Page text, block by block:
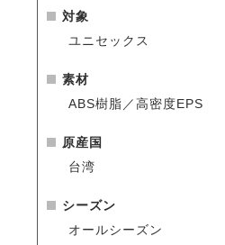
よう工夫されています。
・高い安全性
ヨーロッパで制定された、乗
内部には衝撃吸収性に優れた
用。落馬や衝突などの事故か
あご紐は信頼性の高いYKK製
・高い通気性
前方、後方、頭頂部に11個の
対象
ユニセックス
素材
ABS樹脂／高密度EPS
原産国
台湾
シーズン
オールシーズン